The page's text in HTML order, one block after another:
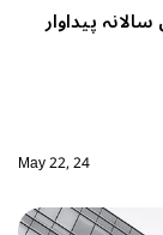
پیداوار
May 22, 24